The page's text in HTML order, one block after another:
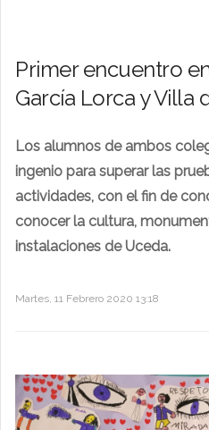
Primer encuentro
García Lorca y Villa
Los alumnos de ambos
ingenio para superar las
actividades, con el fin de
conocer la cultura,
instalaciones de Uceda.
Martes, 11 Febrero 2020 13:18